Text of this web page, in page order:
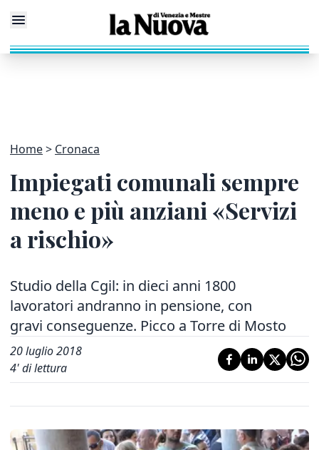
Home Cronaca
Impiegati comunali sempre
meno e più anziani «Servizi
a rischio»
Studio della Cgil: in dieci anni 1800
lavoratori andranno in pensione, con
gravi conseguenze. Picco a Torre di Mosto
20 luglio 2018
4' di lettura